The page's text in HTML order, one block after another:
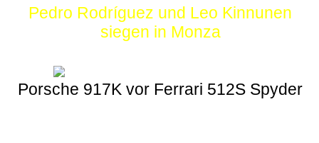
Pedro Rodríguez und Leo Kinnunen
siegen in Monza
Porsche 917K vor Ferrari 512S Spyder